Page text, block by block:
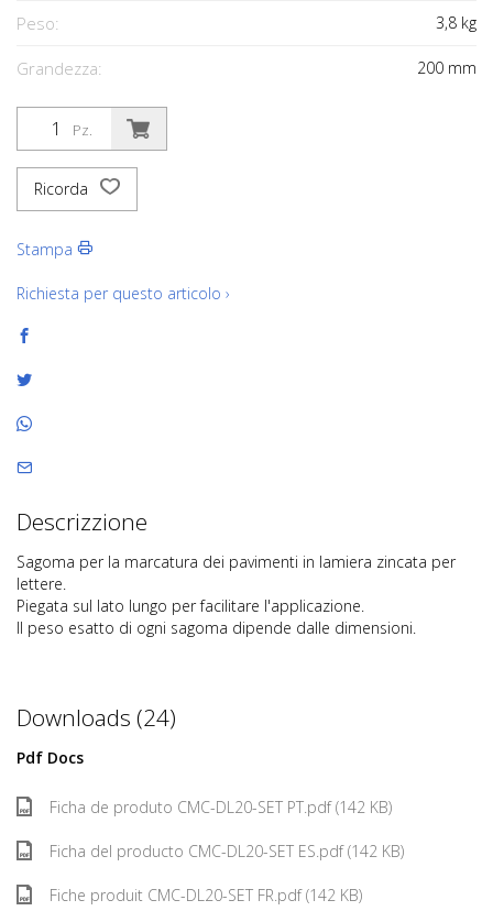
Peso: 3,8 kg
Grandezza: 200 mm
Pz.
Ricorda
Stampa
Richiesta per questo articolo ›
Descrizzione
Sagoma per la marcatura dei pavimenti in lamiera zincata per
lettere.
Piegata sul lato lungo per facilitare l'applicazione.
Il peso esatto di ogni sagoma dipende dalle dimensioni.
Downloads (24)
Pdf Docs
Ficha de produto CMC-DL20-SET PT.pdf (142 KB)
Ficha del producto CMC-DL20-SET ES.pdf (142 KB)
Fiche produit CMC-DL20-SET FR.pdf (142 KB)